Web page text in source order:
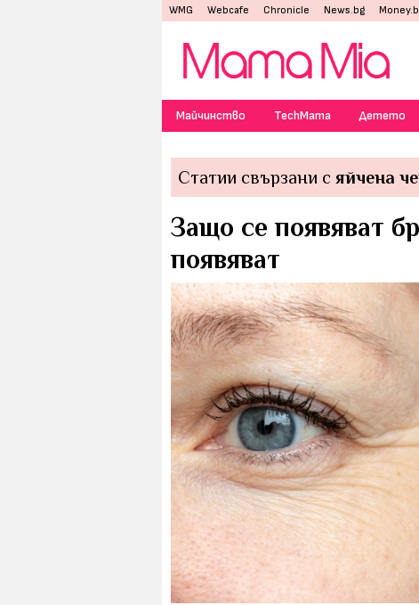
WMG Webcafe Chronicle News.bg
Майчинство TechMama Детето
Статии свързани с яйчена
Защо се появяват
появяват